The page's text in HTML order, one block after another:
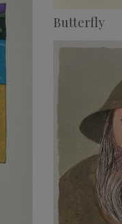
Butterfly